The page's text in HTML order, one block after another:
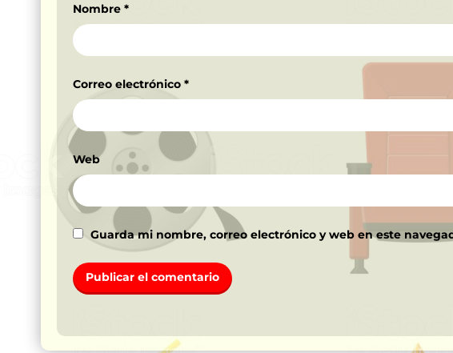
Nombre *
Correo electrónico *
Web
Guarda mi nombre, correo electrónico y web en este